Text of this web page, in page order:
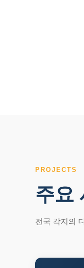
PROJECTS
주요
전국 각지의